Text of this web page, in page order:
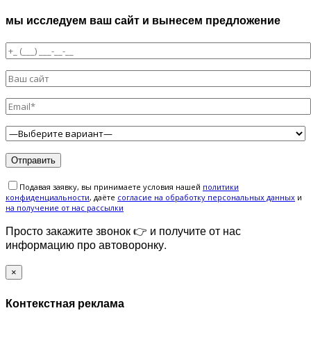
мы исследуем ваш сайт и вынесем предложение
Подавая заявку, вы принимаете условия нашей политики
конфиденциальности, даёте cогласие на обработку персональных данных и
на получение от нас рассылки
Просто закажите звонок 👉 и получите от нас
информацию про автоворонку.
×
Контекстная реклама